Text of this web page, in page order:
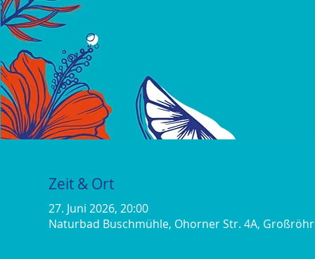
Zeit & Ort
27. Juni 2026, 20:00
Naturbad Buschmühle, Ohorner Str. 4A,